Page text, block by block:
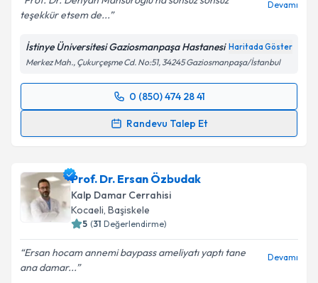
teşekkür etsem de...
Devamı
İstinye Üniversitesi Gaziosmanpaşa Hastanesi Haritada Göster
Merkez Mah., Çukurçeşme Cd. No:51, 34245 Gaziosmanpaşa/İstanbul
0 (850) 474 28 41
Randevu Talep Et
Randevu Takvimi Talebi
talebi oluşturun. Size bu uzmandan randevu almanız
için bir takvim hazırlandığında e-posta ile
bilgilendireceğiz.
E-posta Adresiniz
Prof. Dr. Ersan Özbudak
Kalp Damar Cerrahisi
Kocaeli, Başiskele
5 (31 Değerlendirme)
Ersan hocam annemi baypass ameliyatı yaptı tane
ana damar...
Devamı